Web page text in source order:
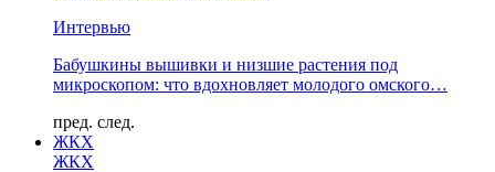
Интервью
Бабушкины вышивки и низшие растения под
микроскопом: что вдохновляет молодого омского…
пред. след.
ЖКХ
ЖКХ